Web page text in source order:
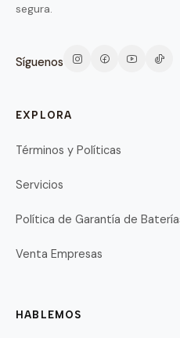
segura.
Síguenos
EXPLORA
Términos y Políticas
Servicios
Política de Garantía de
Venta Empresas
HABLEMOS